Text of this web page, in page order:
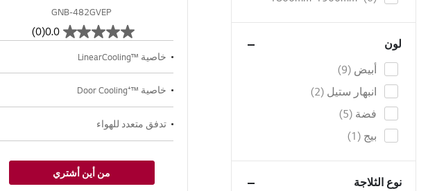
GNB-482GVEP
0.0
(0)
خاصية ™LinearCooling
خاصية ™⁺Door Cooling
تدفق متعدد للهواء
من أين أشتري
لون
أبيض 9
items
انبهار ستيل 2
items
فضة 5
items
بيج
1
item
نوع الثلاجة